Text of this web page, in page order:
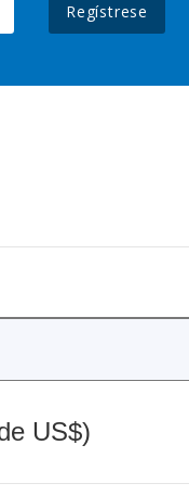
Regístrese
US$)